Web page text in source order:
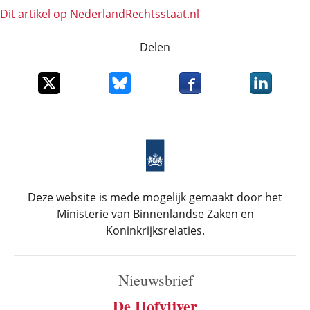
Dit artikel op NederlandRechts­staat.nl
Delen
Deel dit item op XDeel dit item op Bluesky
Deel dit item opDeel dit
Deze website is mede mogelijk gemaakt door het
Ministerie van Binnenlandse Zaken en
Koninkrijksrelaties.
Nieuwsbrief